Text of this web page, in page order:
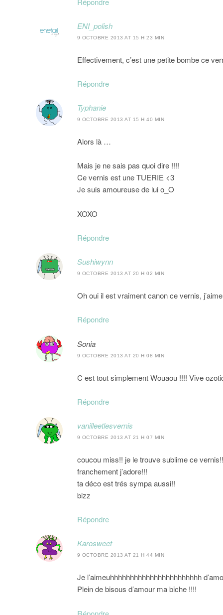
ENI_polish
9 OCTOBRE 2013 AT 15 H 23 MIN
Effectivement, c’est une petite bombe ce
Répondre
Typhanie
9 OCTOBRE 2013 AT 15 H 40 MIN
Alors là …
Mais je ne sais pas quoi dire !!!!
Ce vernis est une TUERIE <3
Je suis amoureuse de lui o_O
XOXO
Répondre
Sushiwynn
9 OCTOBRE 2013 AT 20 H 02 MIN
Oh oui il est vraiment canon ce vernis,
Répondre
Sonia
9 OCTOBRE 2013 AT 20 H 08 MIN
C est tout simplement Wouaou !!!! Vive
Répondre
vanilleetlesvernis
9 OCTOBRE 2013 AT 21 H 07 MIN
coucou miss!! je le trouve sublime ce vernis!!
franchement j’adore!!!
ta déco est trés sympa aussi!!
bizz
Répondre
Karosweet
9 OCTOBRE 2013 AT 21 H 44 MIN
Je l’aimeuhhhhhhhhhhhhhhhhhhhhhhh
Plein de bisous d’amour ma biche !!!!